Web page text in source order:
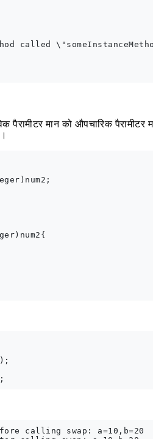
called
मान को औपचारिक पैरामीटर
calling swap: a=10,b=20